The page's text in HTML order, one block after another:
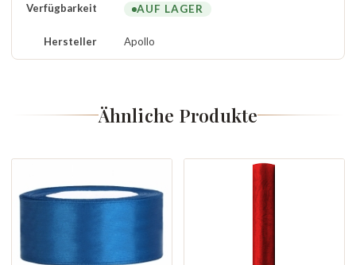
Verfügbarkeit AUF LAGER
Hersteller Apollo
Ähnliche Produkte